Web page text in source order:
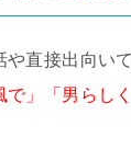
や直接出向い
で」「男らし